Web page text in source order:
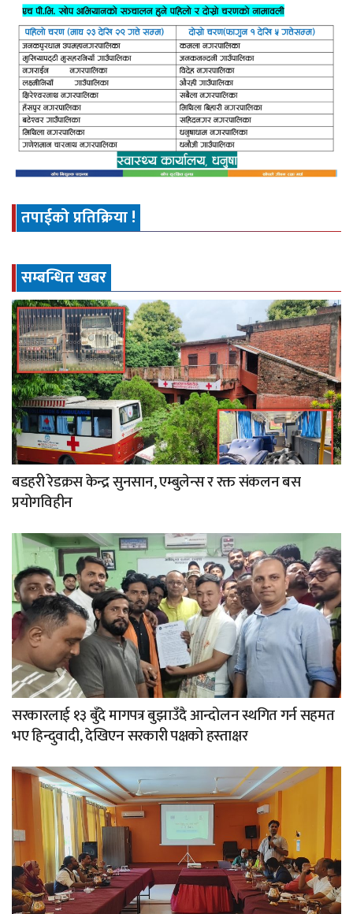
तपाईको प्रतिक्रिया !
सम्बन्धित खबर
बडहरी रेडक्रस केन्द्र सुनसान, एम्बुलेन्स र रक्त संकलन बस
प्रयोगविहीन
सरकारलाई १३ बुँदे मागपत्र बुझाउँदै आन्दोलन स्थगित गर्न सहमत
भए हिन्दुवादी, देखिएन सरकारी पक्षको हस्ताक्षर